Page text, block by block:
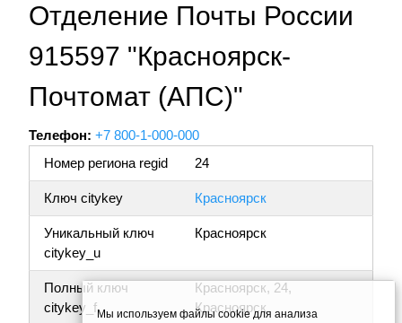
Отделение Почты России
915597 "Красноярск-
Почтомат (АПС)"
Телефон: +7 800-1-000-000
Номер региона regid
24
Ключ citykey Красноярск
Уникальный ключ
citykey_u
Красноярск
Полный ключ
citykey_f
Красноярск, 24,
Красноярск
Мы используем файлы cookie для анализа